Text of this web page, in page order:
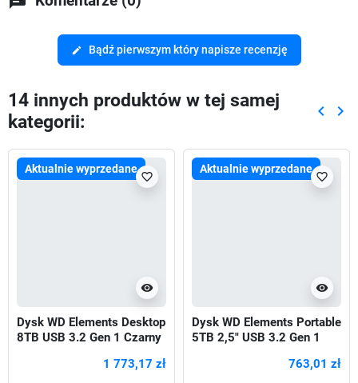
edit Bądź pierwszym który napisze recenzję
14 innych produktów w tej samej
kategorii:
keyboard_arrow_left keyboard_arrow_right
Aktualnie wyprzedane
visibility
favorite_border
Dysk WD Elements Desktop
8TB USB 3.2 Gen 1 Czarny
1 773,17 zł
Aktualnie wyprzedane
visibility
favorite_border
Dysk WD Elements Portable
5TB 2,5" USB 3.2 Gen 1
763,01 zł